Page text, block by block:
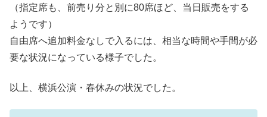
（指定席も、前売り分と別に80席ほど、当日販売をする
ようです）
自由席へ追加料金なしで入るには、相当な時間や手間が必
要な状況になっている様子でした。
以上、横浜公演・春休みの状況でした。